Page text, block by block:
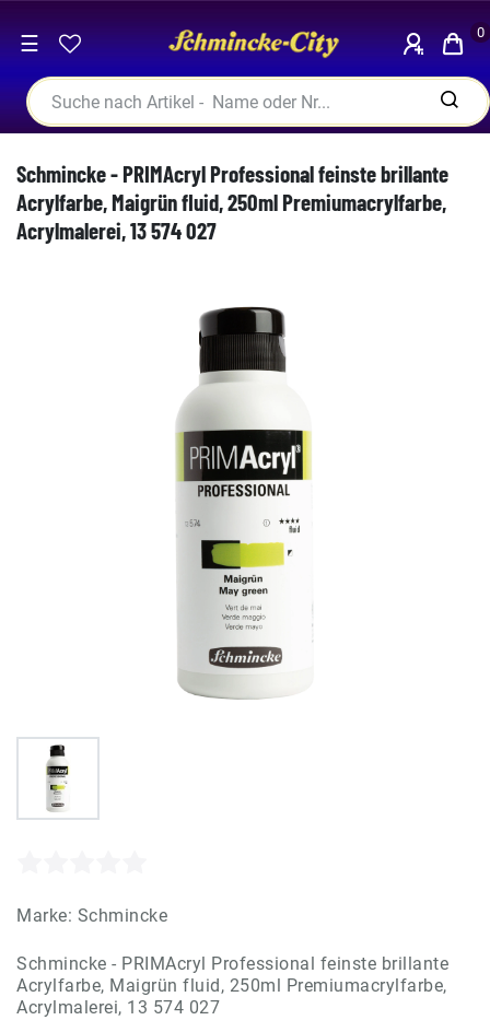
☰ 0
Schmincke - PRIMAcryl Professional feinste brillante
Acrylfarbe, Maigrün fluid, 250ml Premiumacrylfarbe,
Acrylmalerei, 13 574 027
Marke: Schmincke
Schmincke - PRIMAcryl Professional feinste brillante
Acrylfarbe, Maigrün fluid, 250ml Premiumacrylfarbe,
Acrylmalerei, 13 574 027